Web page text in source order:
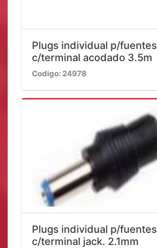
Plugs individual p/fuentes
c/terminal acodado 3.5m
Codigo: 24978
Plugs individual p/fuentes
c/terminal jack. 2.1mm